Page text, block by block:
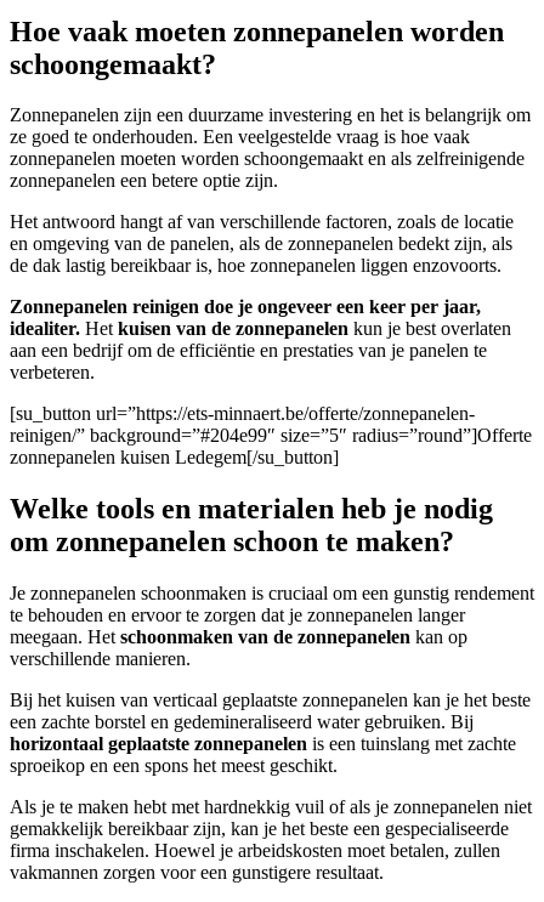
Hoe vaak moeten zonnepanelen worden
schoongemaakt?
Zonnepanelen zijn een duurzame investering en het is belangrijk om
ze goed te onderhouden. Een veelgestelde vraag is hoe vaak
zonnepanelen moeten worden schoongemaakt en als zelfreinigende
zonnepanelen een betere optie zijn.
Het antwoord hangt af van verschillende factoren, zoals de locatie
en omgeving van de panelen, als de zonnepanelen bedekt zijn, als
de dak lastig bereikbaar is, hoe zonnepanelen liggen enzovoorts.
Zonnepanelen reinigen doe je ongeveer een keer per jaar,
idealiter. Hetkuisen van de zonnepanelen kun je best overlaten
aan een bedrijf om de efficiëntie en prestaties van je panelen te
verbeteren.
[su_button url=”https://ets-minnaert.be/offerte/zonnepanelen-
reinigen/” background=”#204e99″ size=”5″ radius=”round”]Offerte
zonnepanelen kuisen Ledegem[/su_button]
Welke tools en materialen heb je nodig
om zonnepanelen schoon te maken?
Je zonnepanelen schoonmaken is cruciaal om een gunstig rendement
te behouden en ervoor te zorgen dat je zonnepanelen langer
meegaan. Het schoonmaken van de zonnepanelen kan op
verschillende manieren.
Bij het kuisen van verticaal geplaatste zonnepanelen kan je het beste
een zachte borstel en gedemineraliseerd water gebruiken. Bij
horizontaal geplaatste zonnepanelen is een tuinslang met zachte
sproeikop en een spons het meest geschikt.
Als je te maken hebt met hardnekkig vuil of als je zonnepanelen niet
gemakkelijk bereikbaar zijn, kan je het beste een gespecialiseerde
firma inschakelen. Hoewel je arbeidskosten moet betalen, zullen
vakmannen zorgen voor een gunstigere resultaat.